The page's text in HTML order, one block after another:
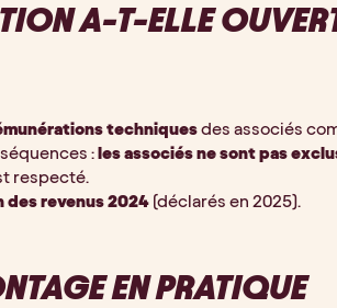
A-T-ELLE
techniques des associés
: les associés ne sont pas
respecté.
des revenus 2024 (déclarés en 2025).
EN PRATIQUE